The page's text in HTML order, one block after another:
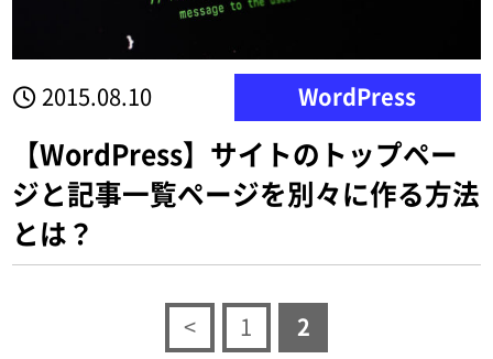
2015.08.10 WordPress
【WordPress】サイトのトップペー
ジと記事一覧ページを別々に作る方法
とは？
< 1 2